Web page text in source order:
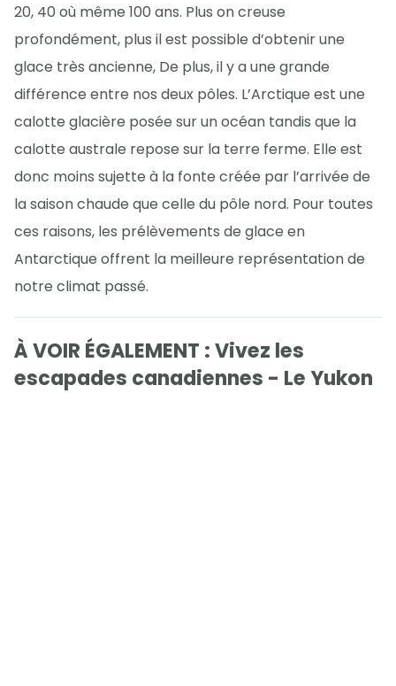
20, 40 où même 100 ans. Plus on creuse
profondément, plus il est possible d’obtenir une
glace très ancienne, De plus, il y a une grande
différence entre nos deux pôles. L’Arctique est une
calotte glacière posée sur un océan tandis que la
calotte australe repose sur la terre ferme. Elle est
donc moins sujette à la fonte créée par l’arrivée de
la saison chaude que celle du pôle nord. Pour toutes
ces raisons, les prélèvements de glace en
Antarctique offrent la meilleure représentation de
notre climat passé.
À VOIR ÉGALEMENT : Vivez les
escapades canadiennes - Le Yukon